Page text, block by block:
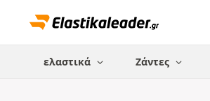
ελαστικά Ζάντες